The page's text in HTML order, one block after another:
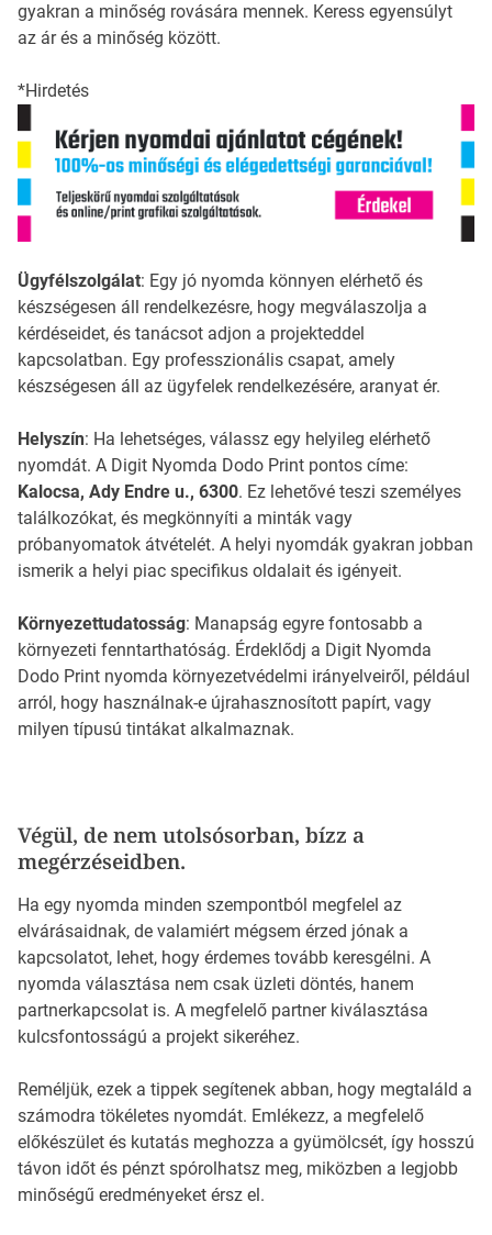
gyakran a minőség rovására mennek. Keress egyensúlyt
az ár és a minőség között.
*Hirdetés
Ügyfélszolgálat: Egy jó nyomda könnyen elérhető és
készségesen áll rendelkezésre, hogy megválaszolja a
kérdéseidet, és tanácsot adjon a projekteddel
kapcsolatban. Egy professzionális csapat, amely
készségesen áll az ügyfelek rendelkezésére, aranyat ér.
Helyszín: Ha lehetséges, válassz egy helyileg elérhető
nyomdát. A Digit Nyomda Dodo Print pontos címe:
Kalocsa, Ady Endre u., 6300. Ez lehetővé teszi személyes
találkozókat, és megkönnyíti a minták vagy
próbanyomatok átvételét. A helyi nyomdák gyakran jobban
ismerik a helyi piac specifikus oldalait és igényeit.
Környezettudatosság: Manapság egyre fontosabb a
környezeti fenntarthatóság. Érdeklődj a Digit Nyomda
Dodo Print nyomda környezetvédelmi irányelveiről, például
arról, hogy használnak-e újrahasznosított papírt, vagy
milyen típusú tintákat alkalmaznak.
Végül, de nem utolsósorban, bízz a
megérzéseidben.
Ha egy nyomda minden szempontból megfelel az
elvárásaidnak, de valamiért mégsem érzed jónak a
kapcsolatot, lehet, hogy érdemes tovább keresgélni. A
nyomda választása nem csak üzleti döntés, hanem
partnerkapcsolat is. A megfelelő partner kiválasztása
kulcsfontosságú a projekt sikeréhez.
Reméljük, ezek a tippek segítenek abban, hogy megtaláld a
számodra tökéletes nyomdát. Emlékezz, a megfelelő
előkészület és kutatás meghozza a gyümölcsét, így hosszú
távon időt és pénzt spórolhatsz meg, miközben a legjobb
minőségű eredményeket érsz el.